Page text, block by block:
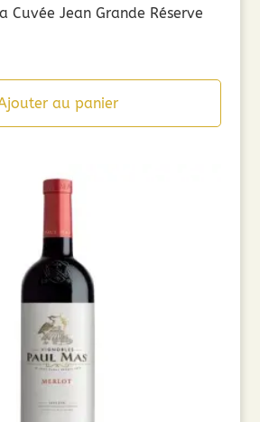
Cuvée Jean Grande Réserve
au panier